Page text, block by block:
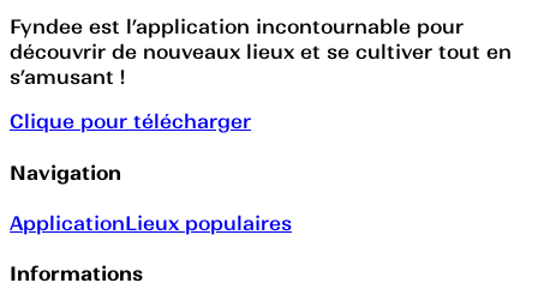
Fyndee est l’application incontournable pour
découvrir de nouveaux lieux et se cultiver tout en
s’amusant !
Clique pour télécharger
Navigation
ApplicationLieux populaires
Informations